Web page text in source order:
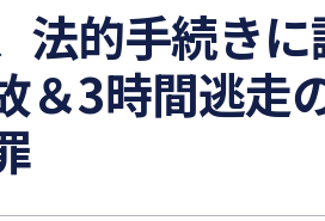
法的手続きに
＆3時間逃走